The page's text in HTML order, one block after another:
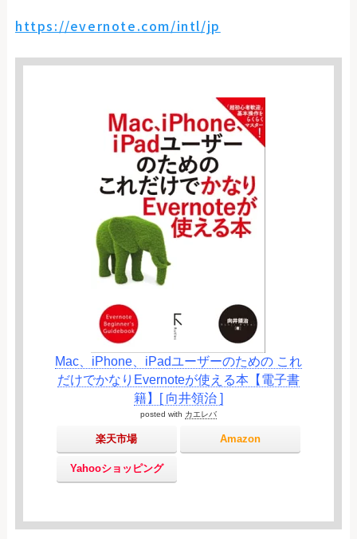
https://evernote.com/intl/jp
Mac、iPhone、iPadユーザーのための これ
だけでかなりEvernoteが使える本【電子書
籍】[ 向井領治 ]
posted with カエレバ
楽天市場 Amazon
Yahooショッピング